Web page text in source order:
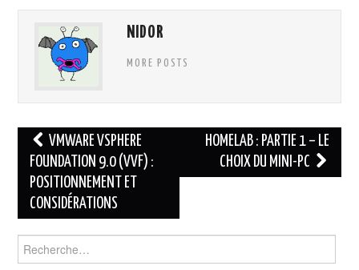
NIDOR
MORE POSTS
Navigation
des
articles
VMWARE VSPHERE
FOUNDATION 9.0 (VVF) :
POSITIONNEMENT ET
CONSIDÉRATIONS
HOMELAB : PARTIE 1 – LE
CHOIX DU MINI-PC